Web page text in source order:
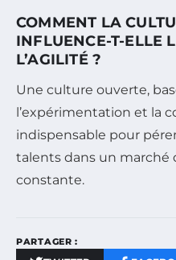
COMMENT LA
INFLUENCE-T-ELLE
L’AGILITÉ ?
Une culture ouverte,
l’expérimentation et la
indispensable pour
talents dans un marché
constante.
PARTAGER :